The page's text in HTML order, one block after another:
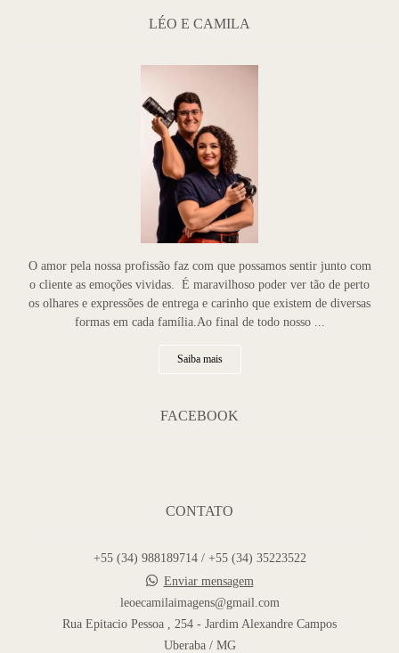
LÉO E CAMILA
O amor pela nossa profissão faz com que possamos sentir junto com
o cliente as emoções vividas. É maravilhoso poder ver tão de perto
os olhares e expressões de entrega e carinho que existem de diversas
formas em cada família.Ao final de todo nosso ...
Saiba mais
FACEBOOK
CONTATO
+55 (34) 988189714 / +55 (34) 35223522
Enviar mensagem
leoecamilaimagens@gmail.com
Rua Epitacio Pessoa , 254 - Jardim Alexandre Campos
Uberaba / MG